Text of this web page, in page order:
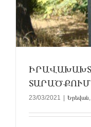
ՏԱՐԱԾՔՈՒՄ
23/03/2021 | Երեվան